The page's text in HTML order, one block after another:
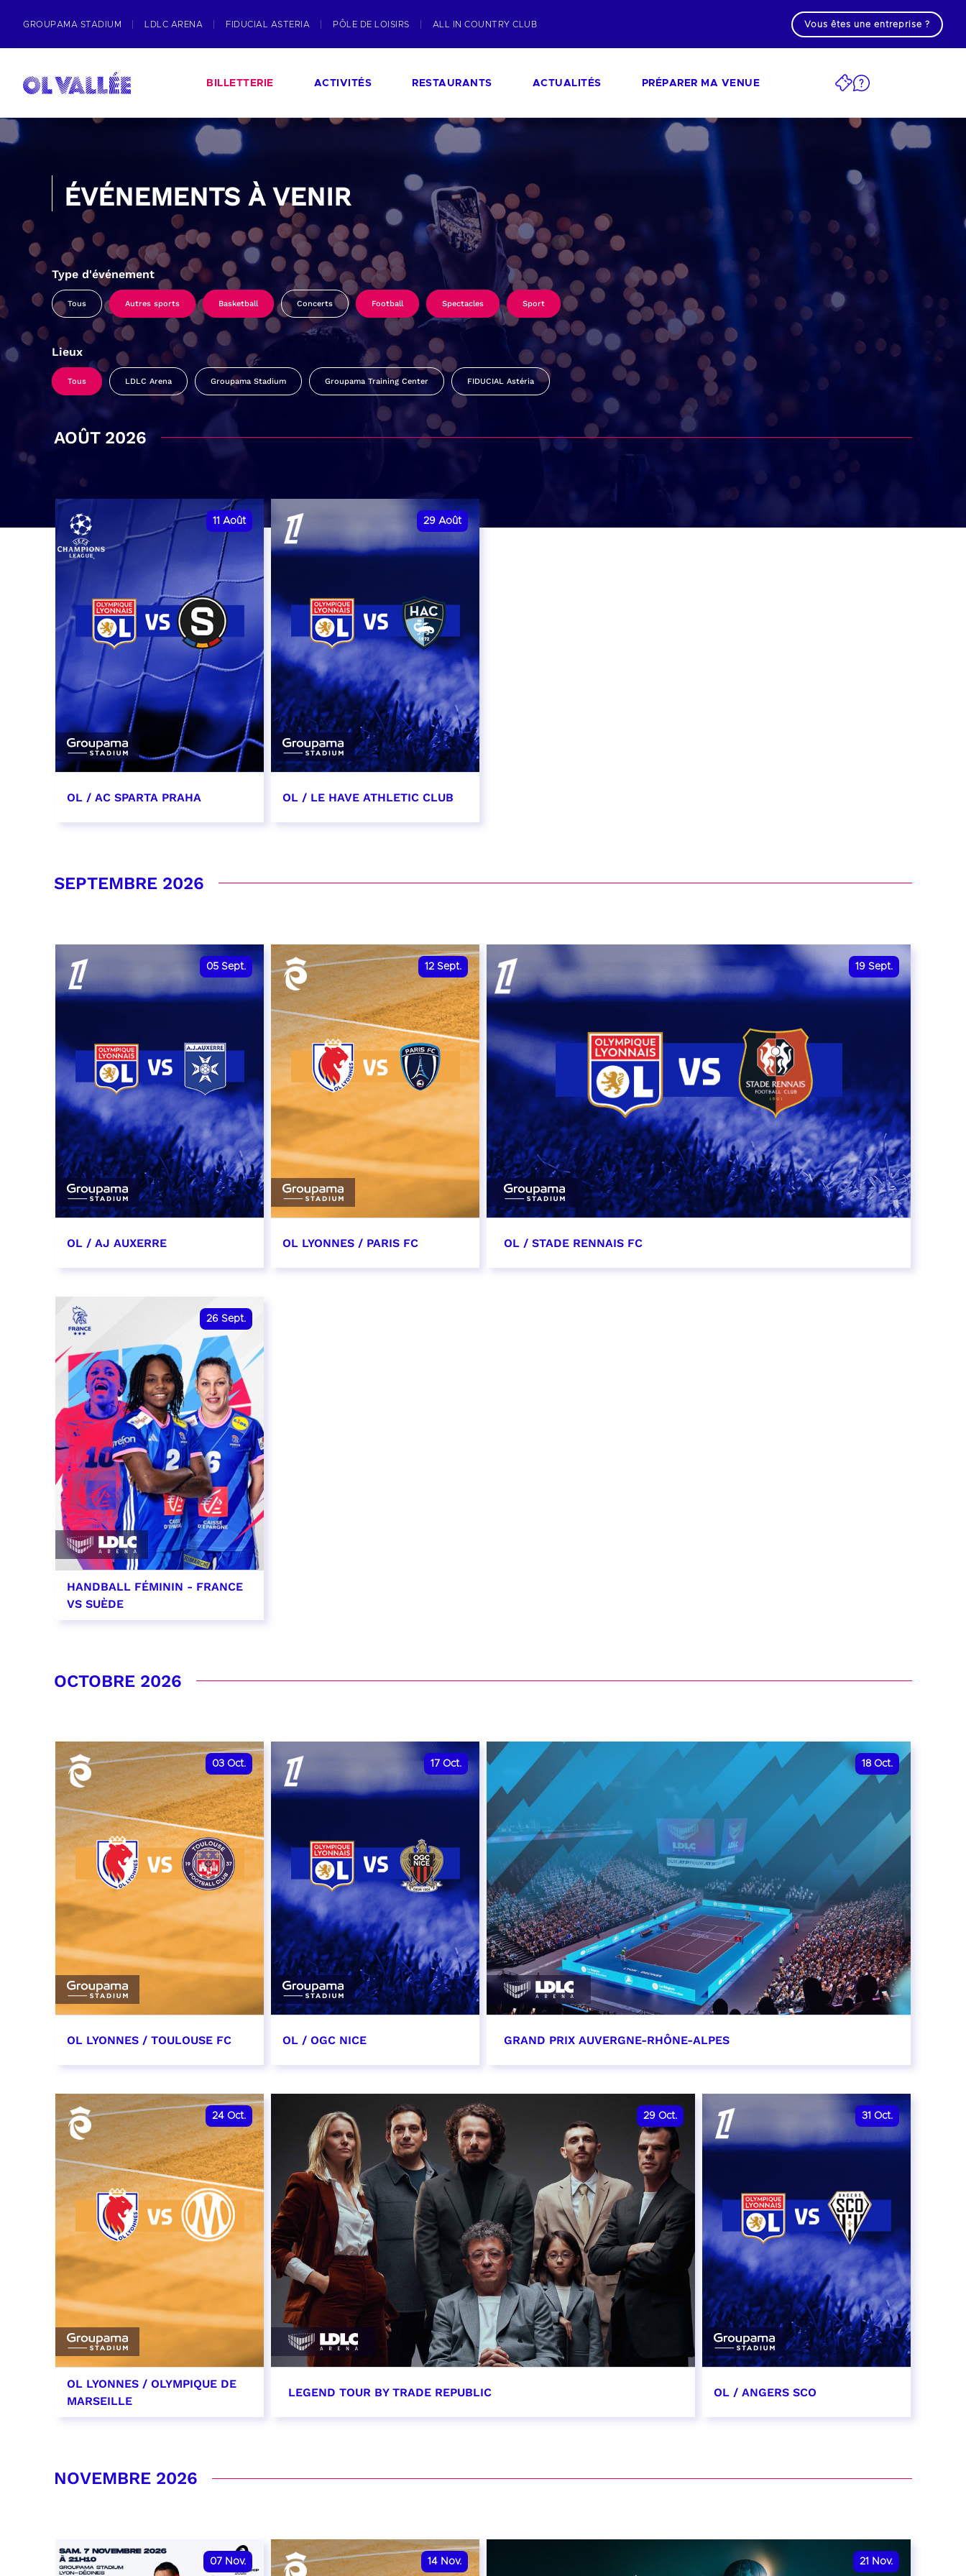
GROUPAMA STADIUM LDLC ARENA FIDUCIAL ASTERIA PÔLE DE LOISIRS ALL IN COUNTRY CLUB Vous êtes une entreprise ?
BILLETTERIE ACTIVITÉS RESTAURANTS ACTUALITÉS PRÉPARER MA VENUE
ÉVÉNEMENTS À VENIR
Type d'événement
Tous Autres sports Basketball Concerts Football Spectacles Sport
Lieux
Tous LDLC Arena Groupama Stadium Groupama Training Center FIDUCIAL Astéria
AOÛT 2026
11 Août
OL / AC SPARTA PRAHA
29 Août
OL / LE HAVE ATHLETIC CLUB
SEPTEMBRE 2026
05 Sept.
OL / AJ AUXERRE
RÉSERVER
12 Sept.
OL LYONNES / PARIS FC
19 Sept.
OL / STADE RENNAIS FC
26 Sept.
HANDBALL FÉMININ - FRANCE
VS SUÈDE
OCTOBRE 2026
03 Oct.
OL LYONNES / TOULOUSE FC
date et heure à confirmer
RÉSERVER
17 Oct.
OL / OGC NICE
date et heure à confirmer
RÉSERVER
18 Oct.
GRAND PRIX AUVERGNE-RHÔNE-ALPES
24 Oct.
OL LYONNES / OLYMPIQUE DE
MARSEILLE
RÉSERVER
29 Oct.
LEGEND TOUR BY TRADE REPUBLIC
31 Oct.
OL / ANGERS SCO
RÉSERVER
NOVEMBRE 2026
07 Nov. 14 Nov. 21 Nov.